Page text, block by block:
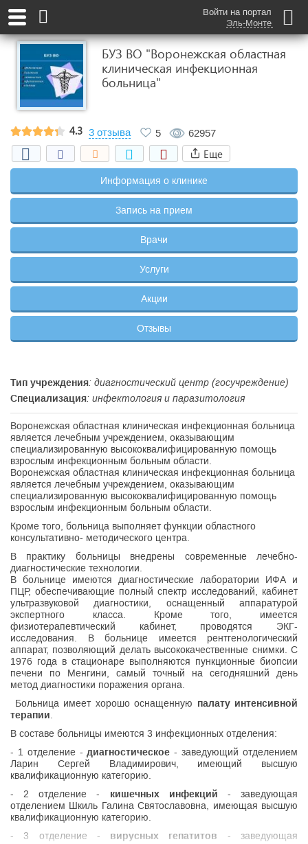
Войти на портал
Эль-Монте
БУЗ ВО "Воронежская областная
клиническая инфекционная
больница"
4.3 3 отзыва 5 62957
Еще
Информация о клинике
Запись на прием
Врачи
Услуги
Акции
Отзывы
Тип учреждения: диагностический центр (госучреждение)
Специализация: инфектология и паразитология
Воронежская областная клиническая инфекционная больница
является лечебным учреждением, оказывающим
специализированную высококвалифицированную помощь
взрослым инфекционным больным области.
Воронежская областная клиническая инфекционная больница
является лечебным учреждением, оказывающим
специализированную высококвалифицированную помощь
взрослым инфекционным больным области.
Кроме того, больница выполняет функции областного
консультативно- методического центра.
В практику больницы внедрены современные лечебно-
диагностические технологии.
В больнице имеются диагностические лаборатории ИФА и
ПЦР, обеспечивающие полный спектр исследований, кабинет
ультразвуковой диагностики, оснащенный аппаратурой
экспертного класса. Кроме того, имеется
физиотерапевтический кабинет, проводятся ЭКГ-
исследования. В больнице имеется рентгенологический
аппарат, позволяющий делать высококачественные снимки. С
1976 года в стационаре выполняются пункционные биопсии
печени по Менгини, самый точный на сегодняшний день
метод диагностики поражения органа.
Больница имеет хорошо оснащенную палату интенсивной
терапии
В составе больницы имеются 3 инфекционных отделения:
- 1 отделение - диагностическое - заведующий отделением
Ларин Сергей Владимирович, имеющий высшую
квалификационную категорию.
- 2 отделение - кишечных инфекций - заведующая
отделением Шкиль Галина Святославовна, имеющая высшую
квалификационную категорию.
- 3 отделение - вирусных гепатитов - заведующая